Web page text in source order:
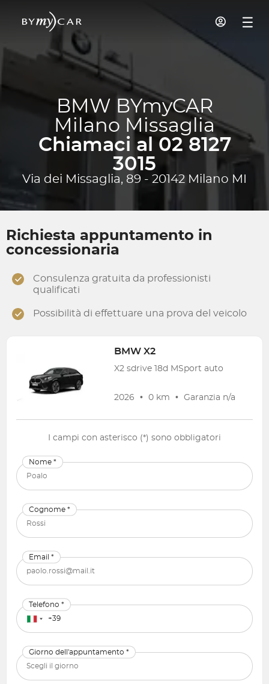
BMW BYmyCAR
Milano Missaglia
Chiamaci al 02 8127
3015
Via dei Missaglia, 89 - 20142 Milano MI
Richiesta appuntamento in
concessionaria
Consulenza gratuita da professionisti
qualificati
Possibilità di effettuare una prova del veicolo
BMWX2
X2 sdrive 18d MSport auto
2026 • 0 km • Garanzia n/a
I campi con asterisco (*) sono obbligatori
Nome *
Cognome *
Email *
Telefono *
Giorno dell'appuntamento *